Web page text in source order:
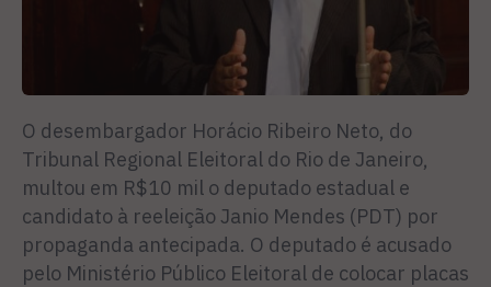
O desembargador Horácio Ribeiro Neto, do
Tribunal Regional Eleitoral do Rio de Janeiro,
multou em R$10 mil o deputado estadual e
candidato à reeleição Janio Mendes (PDT) por
propaganda antecipada. O deputado é acusado
pelo Ministério Público Eleitoral de colocar placas